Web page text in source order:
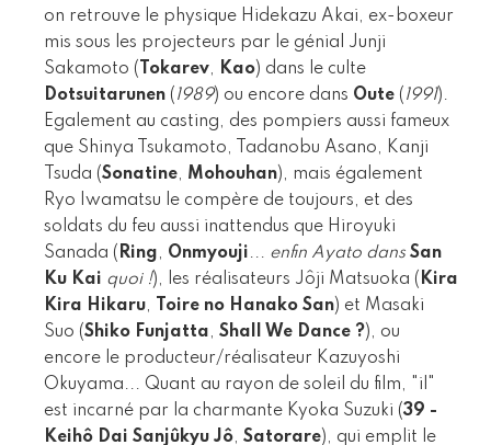
on retrouve le physique Hidekazu Akai, ex-boxeur
mis sous les projecteurs par le génial Junji
Sakamoto (
Tokarev, Kao) dans le culte
Dotsuitarunen ( 1989) ou encore dans Oute ( 1991).
Egalement au casting, des pompiers aussi fameux
que Shinya Tsukamoto, Tadanobu Asano, Kanji
Tsuda (Sonatine, Mohouhan), mais également
Ryo Iwamatsu le compère de toujours, et des
soldats du feu aussi inattendus que Hiroyuki
Sanada ( Ring, Onmyouji... enfin Ayato dans San
Ku Kai quoi !), les réalisateurs Jôji Matsuoka ( Kira
Kira Hikaru, Toire no Hanako San) et Masaki
Suo (Shiko Funjatta, Shall We Dance ?), ou
encore le producteur/réalisateur Kazuyoshi
Okuyama... Quant au rayon de soleil du film, "il"
est incarné par la charmante Kyoka Suzuki (39 -
Keihô Dai Sanjûkyu Jô, Satorare), qui emplit le